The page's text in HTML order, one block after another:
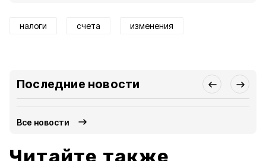
налоги счета изменения
Последние новости
Все новости
Читайте также